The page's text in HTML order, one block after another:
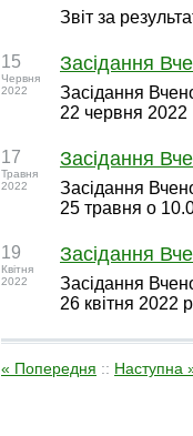
Звіт за
15
Червня
2022
Засідання
Засідання
22 червня
17
Травня
2022
Засідання
Засідання
25 травня о
19
Квітня
2022
Засідання
Засідання
26 квітня 2022
« Попередня :: Наступна